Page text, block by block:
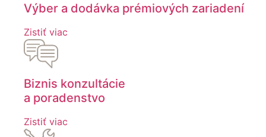
Výber a dodávka prémiových zariadení
Zistiť viac
Biznis konzultácie
a poradenstvo
Zistiť viac